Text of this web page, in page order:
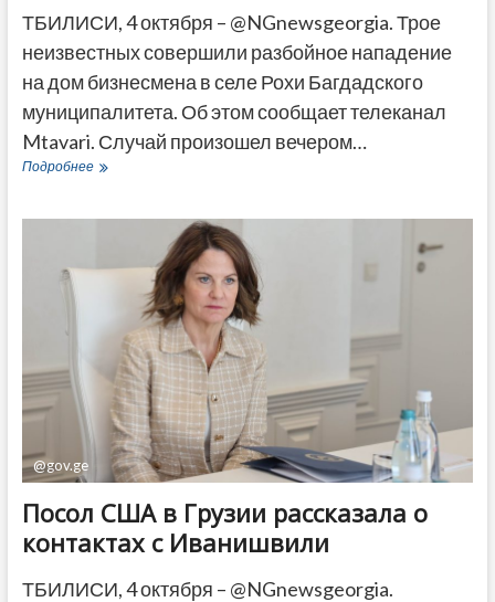
ТБИЛИСИ, 4 октября – @NGnewsgeorgia. Трое
неизвестных совершили разбойное нападение
на дом бизнесмена в селе Рохи Багдадского
муниципалитета. Об этом сообщает телеканал
Mtavari. Случай произошел вечером…
ПодробнееНа
ограбили
бизнесмена
@gov.ge
Посол США в Грузии рассказала о
контактах с Иванишвили
ТБИЛИСИ, 4 октября – @NGnewsgeorgia.